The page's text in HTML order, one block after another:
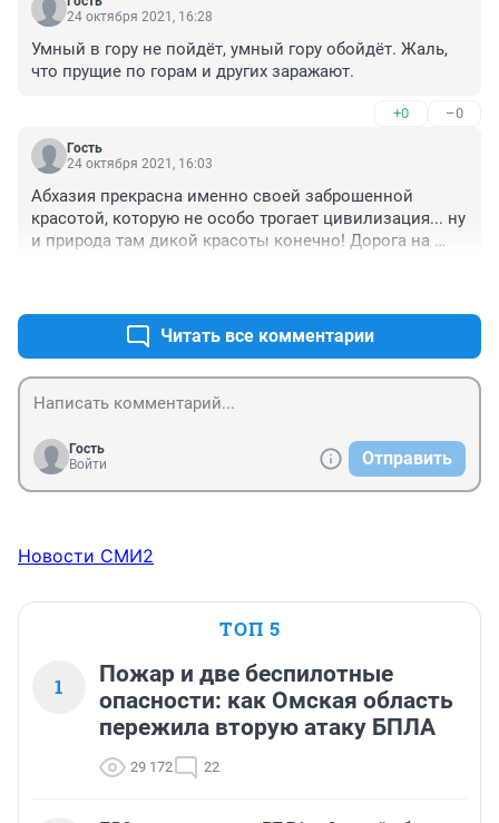
24 октября 2021, 16:28
Умный в гору не пойдёт, умный гору обойдёт. Жаль,
что прущие по горам и других заражают.
+0 –0
Гость
24 октября 2021, 16:03
Абхазия прекрасна именно своей заброшенной
красотой, которую не особо трогает цивилизация... ну
и природа там дикой красоты конечно! Дорога на
Читать все комментарии
Гость
Войти
Отправить
Новости СМИ2
ТОП 5
1
Пожар и две беспилотные
опасности: как Омская область
пережила вторую атаку БПЛА
29 172 22